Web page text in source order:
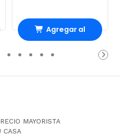
Agregar al
Carro
MAYORISTA
CASA